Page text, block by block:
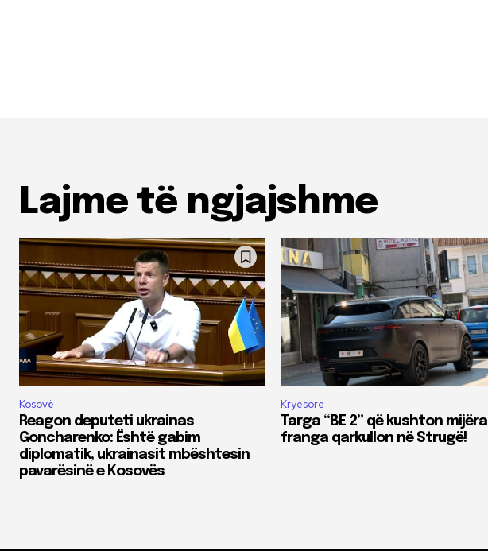
Lajme të ngjajshme
Kosovë
Reagon deputeti ukrainas
Goncharenko: Është gabim
diplomatik, ukrainasit mbështesin
pavarësinë e Kosovës
Kryesore
Targa “BE 2” që kushton mijëra
franga qarkullon në Strugë!